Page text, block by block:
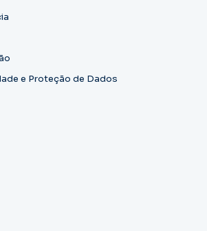
e Proteção de Dados